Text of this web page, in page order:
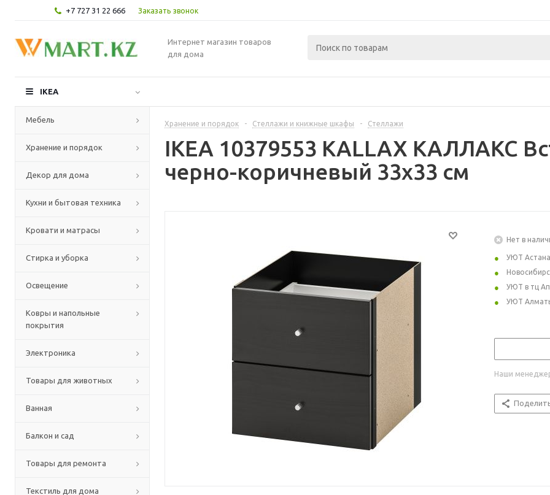
+7 727 31 22 666 Заказать звонок
Интернет магазин товаров
для дома
IKEA
Мебель
Хранение и порядок
Декор для дома
Кухни и бытовая техника
Кровати и матрасы
Стирка и уборка
Освещение
Ковры и напольные
покрытия
Электроника
Товары для животных
Ванная
Балкон и сад
Товары для ремонта
Текстиль для дома
Хранение и порядок - Стеллажи и книжные шкафы - Стеллажи
IKEA 10379553 KALLAX КАЛЛАКС
черно-коричневый 33x33 см
Нет в
УЮТ Астана
УЮТ в тц
УЮТ
Наши